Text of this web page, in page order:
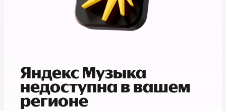
Яндекс Музыка
недоступна в вашем
регионе